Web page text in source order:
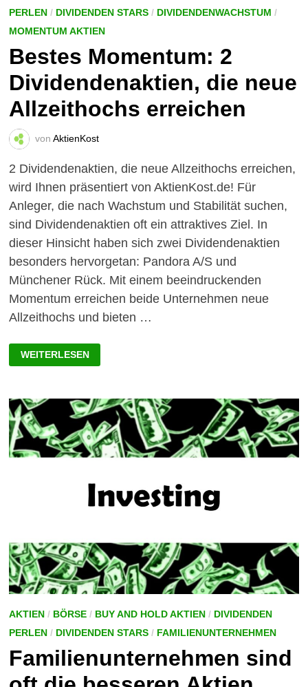
PERLEN/ DIVIDENDEN STARS/ DIVIDENDENWACHSTUM /
MOMENTUM AKTIEN
Bestes Momentum: 2
Dividendenaktien, die neue
Allzeithochs erreichen
von AktienKost
2 Dividendenaktien, die neue Allzeithochs erreichen,
wird Ihnen präsentiert von AktienKost.de! Für
Anleger, die nach Wachstum und Stabilität suchen,
sind Dividendenaktien oft ein attraktives Ziel. In
dieser Hinsicht haben sich zwei Dividendenaktien
besonders hervorgetan: Pandora A/S und
Münchener Rück. Mit einem beeindruckenden
Momentum erreichen beide Unternehmen neue
Allzeithochs und bieten …
BESTES
MOMENTUM:
2
NEUE
ALLZEITHOCHS
ERREICHEN
WEITERLESEN
AKTIEN/ BÖRSE/ BUY AND HOLD AKTIEN/ DIVIDENDEN
PERLEN/ DIVIDENDEN STARS/ FAMILIENUNTERNEHMEN
Familienunternehmen sind